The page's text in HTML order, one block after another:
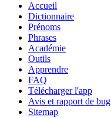
Accueil
Dictionnaire
Prénoms
Phrases
Académie
Outils
Apprendre
FAQ
Télécharger l'app
Avis et rapport de bug
Sitemap